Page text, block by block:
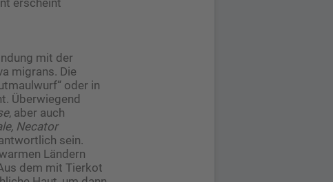
erscheint
mit der
migrans. Die
oder in
Überwiegend
, aber auch
Necator
sein.
Ländern
dem mit Tierkot